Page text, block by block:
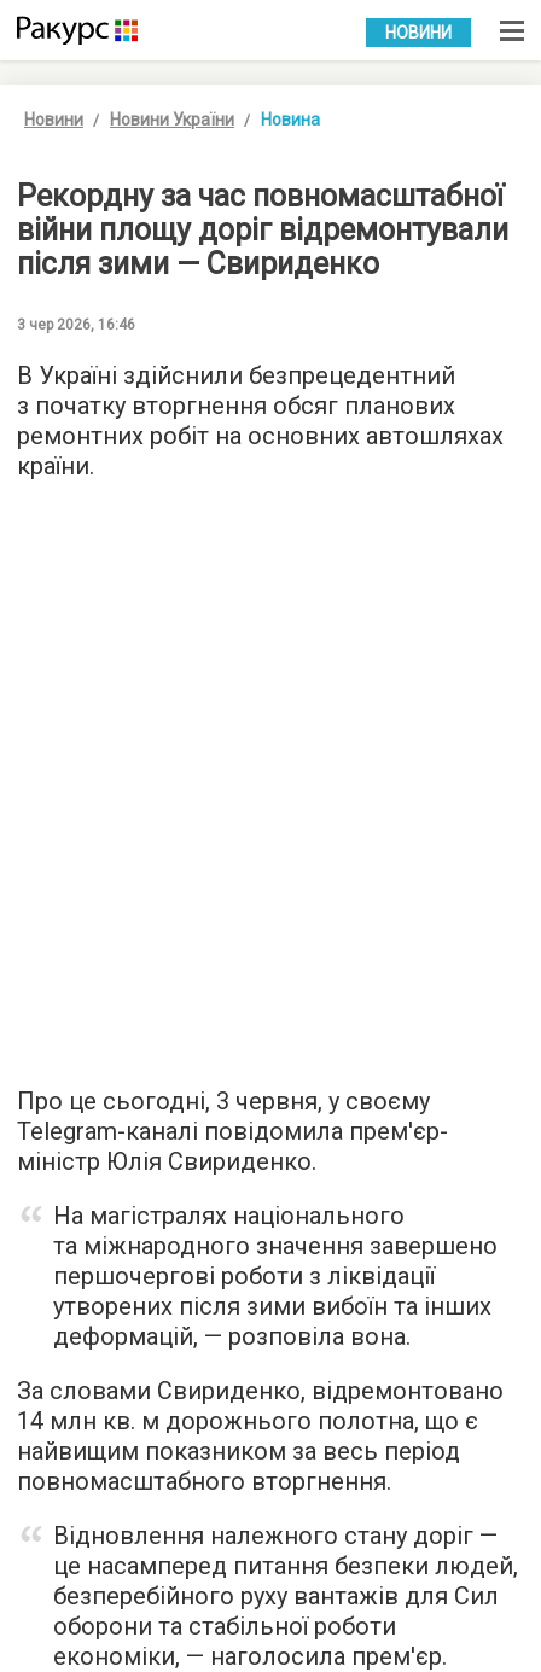
УКР РУС
НОВИНИ
Новини Новини України Новина
Рекордну за час повномасштабної
війни площу доріг відремонтували
після зими — Свириденко
3 чер 2026, 16:46
В Україні здійснили безпрецедентний
з початку вторгнення обсяг планових
ремонтних робіт на основних автошляхах
країни.
Про це сьогодні, 3 червня, у своєму
Telegram-каналі повідомила прем'єр-
міністр Юлія Свириденко.
На магістралях національного
та міжнародного значення завершено
першочергові роботи з ліквідації
утворених після зими вибоїн та інших
деформацій, — розповіла вона.
За словами Свириденко, відремонтовано
14 млн кв. м дорожнього полотна, що є
найвищим показником за весь період
повномасштабного вторгнення.
Відновлення належного стану доріг —
це насамперед питання безпеки людей,
безперебійного руху вантажів для Сил
оборони та стабільної роботи
економіки, — наголосила прем'єр.